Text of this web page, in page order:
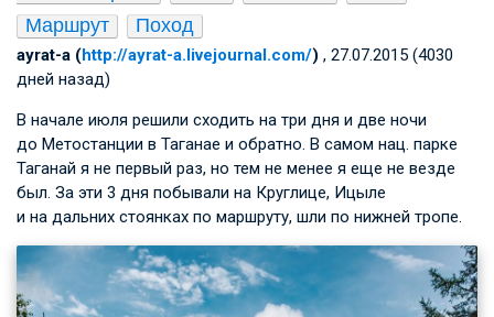
Маршрут
Поход
ayrat-a (http://ayrat-a.livejournal.com/) , 27.07.2015 (4030
дней назад)
В начале июля решили сходить на три дня и две ночи
до Метостанции в Таганае и обратно. В самом нац. парке
Таганай я не первый раз, но тем не менее я еще не везде
был. За эти 3 дня побывали на Круглице, Ицыле
и на дальних стоянках по маршруту, шли по нижней тропе.